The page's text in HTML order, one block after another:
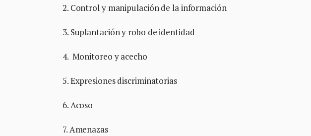
2. Control y manipulación de la información
3. Suplantación y robo de identidad
4. Monitoreo y acecho
5. Expresiones discriminatorias
6. Acoso
7. Amenazas